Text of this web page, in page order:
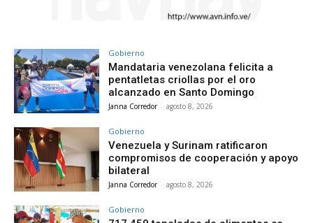
Gobierno
Mandataria venezolana felicita a
pentatletas criollas por el oro
alcanzado en Santo Domingo
Janna Corredor - agosto 8, 2026
Gobierno
Venezuela y Surinam ratificaron
compromisos de cooperación y apoyo
bilateral
Janna Corredor - agosto 8, 2026
Gobierno